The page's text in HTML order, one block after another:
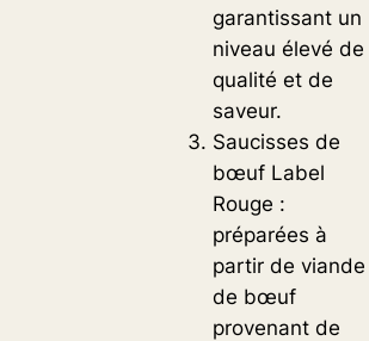
garantissant un
niveau élevé de
qualité et de
saveur.
Saucisses de
bœuf Label
Rouge :
préparées à
partir de viande
de bœuf
provenant de